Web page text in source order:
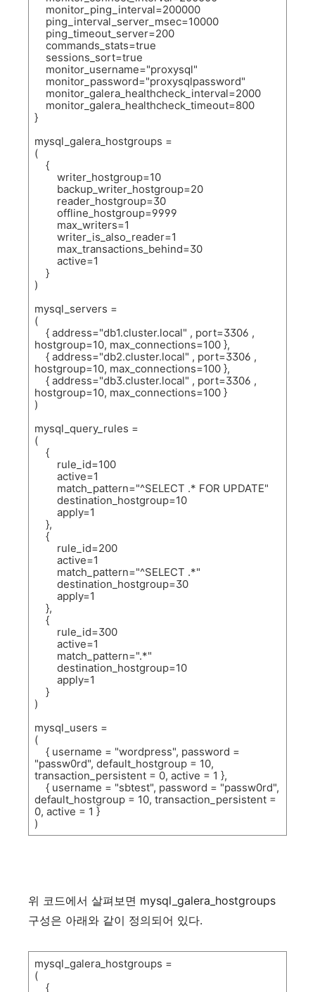
monitor_ping_interval=200000
ping_interval_server_msec=10000
ping_timeout_server=200
commands_stats=true
sessions_sort=true
monitor_username="proxysql"
monitor_password="proxysqlpassword"
monitor_galera_healthcheck_interval=2000
monitor_galera_healthcheck_timeout=800
}
mysql_galera_hostgroups =
(
{
writer_hostgroup=10
backup_writer_hostgroup=20
reader_hostgroup=30
offline_hostgroup=9999
max_writers=1
writer_is_also_reader=1
max_transactions_behind=30
active=1
}
)
mysql_servers =
(
{ address="db1.cluster.local" , port=3306 ,
hostgroup=10, max_connections=100 },
{ address="db2.cluster.local" , port=3306 ,
hostgroup=10, max_connections=100 },
{ address="db3.cluster.local" , port=3306 ,
hostgroup=10, max_connections=100 }
)
mysql_query_rules =
(
{
rule_id=100
active=1
match_pattern="^SELECT .* FOR UPDATE"
destination_hostgroup=10
apply=1
},
{
rule_id=200
active=1
match_pattern="^SELECT .*"
destination_hostgroup=30
apply=1
},
{
rule_id=300
active=1
match_pattern=".*"
destination_hostgroup=10
apply=1
}
)
mysql_users =
(
{ username = "wordpress", password =
"passw0rd", default_hostgroup = 10,
transaction_persistent = 0, active = 1 },
{ username = "sbtest", password = "passw0rd",
default_hostgroup = 10, transaction_persistent =
0, active = 1 }
)
위 코드에서 살펴보면 mysql_galera_hostgroups
구성은 아래와 같이 정의되어 있다.
mysql_galera_hostgroups =
(
{